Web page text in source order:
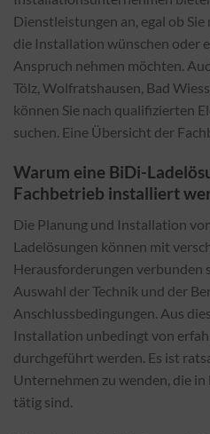
Dienstleistungen an, egal ob
die Installation wünschen oder
Anspruch nehmen möchten.
Tölz, Wolfratshausen, Bad
können Sie nach qualifizierten
suchen. Eine Übersicht der
Warum eine BiDi-
Fachbetrieb installiert
Die Planung und Installation
Ladelösungen können mit
Herausforderungen verbunden
Auswahl der Technik und der
Anschlussbedingungen. Aus
Installation unbedingt von
durchgeführt werden. Es ist
Unternehmen zu wenden, die
tätig sind.